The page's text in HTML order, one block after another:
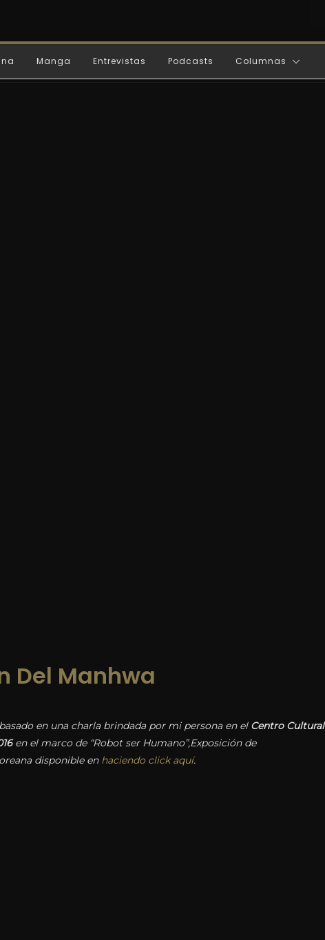
Manga Entrevistas Podcasts Columnas
Del Manhwa
en una charla brindada por mi persona en el Centro Cultural
en el marco de “Robot ser Humano”,Exposición de
disponible en haciendo click aquí.